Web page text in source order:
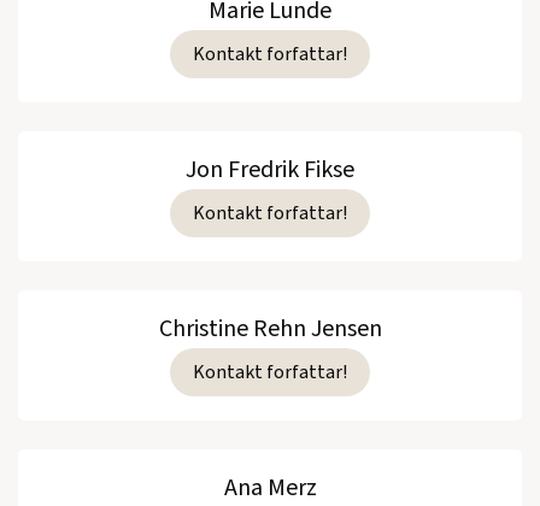
Marie Lunde
Kontakt forfattar!
Jon Fredrik Fikse
Kontakt forfattar!
Christine Rehn Jensen
Kontakt forfattar!
Ana Merz